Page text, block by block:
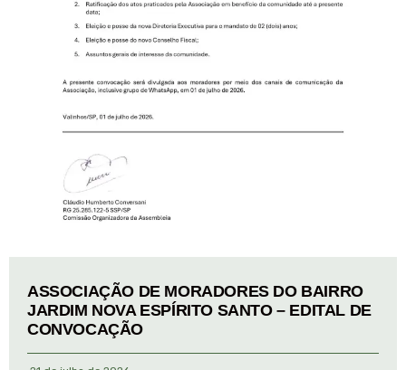
ASSOCIAÇÃO DE MORADORES DO BAIRRO
JARDIM NOVA ESPÍRITO SANTO – EDITAL DE
CONVOCAÇÃO